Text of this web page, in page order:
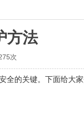
方法
次
的关键。下面给大家